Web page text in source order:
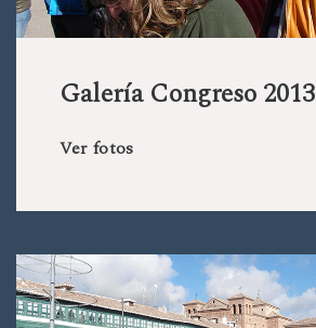
Galería Congreso 2013
Ver fotos